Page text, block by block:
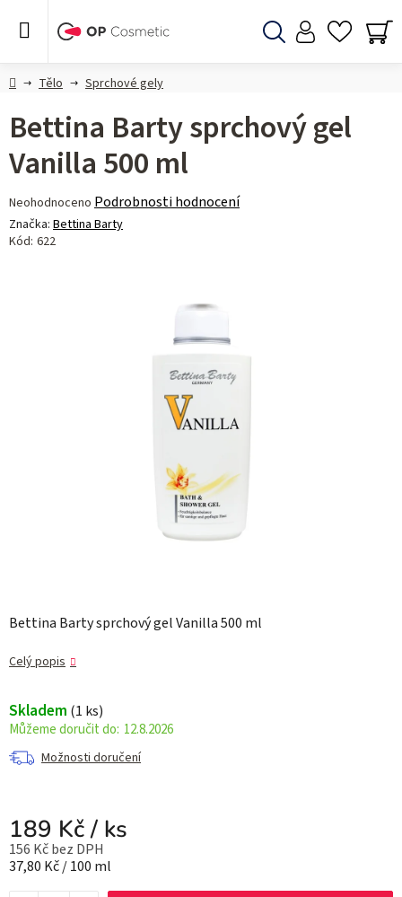
DomůTělo Sprchové gely
Bettina Barty sprchový gel Vanilla 500 ml
Celý popis
Skladem (1 ks)
12.8.2026
Možnosti doručení
189 Kč/ ks
156 Kč bez DPH
Měrná cena:
37,80 Kč / 100 ml
Bettina Barty sprchový gel
Vanilla 500 ml
Průměrné
hodnocení
produktu
Neohodnoceno Podrobnosti hodnocení
Značka: Bettina Barty
Kód: 622